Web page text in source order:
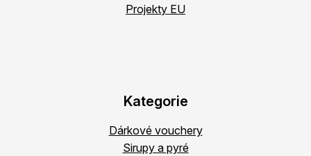
Projekty EU
Kategorie
Dárkové vouchery
Sirupy a pyré